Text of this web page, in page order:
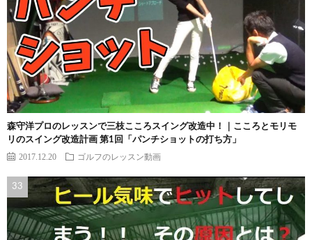
森守洋プロのレッスンで三枝こころスイング改造中！｜こころとモリモ
リのスイング改造計画 第1回「パンチショットの打ち方」
2017.12.20 ゴルフのレッスン動画